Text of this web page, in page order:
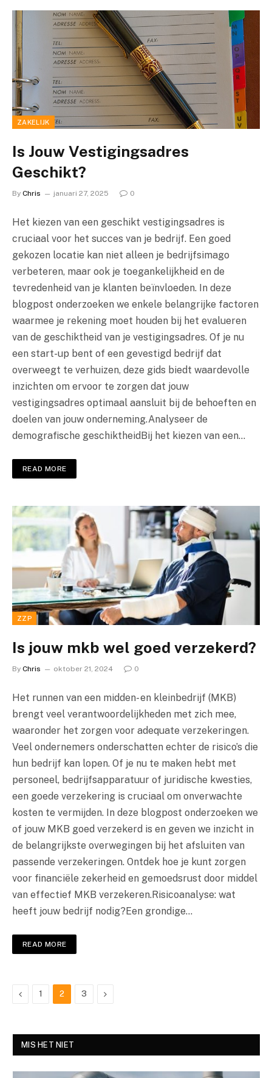
ZAKELIJK
Is Jouw Vestigingsadres
Geschikt?
By Chris januari 27, 2025 0
Het kiezen van een geschikt vestigingsadres is
cruciaal voor het succes van je bedrijf. Een goed
gekozen locatie kan niet alleen je bedrijfsimago
verbeteren, maar ook je toegankelijkheid en de
tevredenheid van je klanten beïnvloeden. In deze
blogpost onderzoeken we enkele belangrijke factoren
waarmee je rekening moet houden bij het evalueren
van de geschiktheid van je vestigingsadres. Of je nu
een start-up bent of een gevestigd bedrijf dat
overweegt te verhuizen, deze gids biedt waardevolle
inzichten om ervoor te zorgen dat jouw
vestigingsadres optimaal aansluit bij de behoeften en
doelen van jouw onderneming.Analyseer de
demografische geschiktheidBij het kiezen van een…
READ MORE
ZZP
Is jouw mkb wel goed verzekerd?
By Chris oktober 21, 2024 0
Het runnen van een midden- en kleinbedrijf (MKB)
brengt veel verantwoordelijkheden met zich mee,
waaronder het zorgen voor adequate verzekeringen.
Veel ondernemers onderschatten echter de risico’s die
hun bedrijf kan lopen. Of je nu te maken hebt met
personeel, bedrijfsapparatuur of juridische kwesties,
een goede verzekering is cruciaal om onverwachte
kosten te vermijden. In deze blogpost onderzoeken we
of jouw MKB goed verzekerd is en geven we inzicht in
de belangrijkste overwegingen bij het afsluiten van
passende verzekeringen. Ontdek hoe je kunt zorgen
voor financiële zekerheid en gemoedsrust door middel
van effectief MKB verzekeren.Risicoanalyse: wat
heeft jouw bedrijf nodig?Een grondige…
READ MORE
Previous
1 2 3 Next
MIS HET NIET